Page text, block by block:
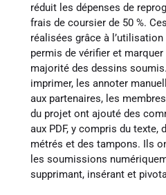
réduit les dépenses de
frais de coursier de 50 %.
réalisées grâce à
permis de vérifier et
majorité des dessins
imprimer, les annoter
aux partenaires, les
du projet ont ajouté des
aux PDF, y compris du texte,
métrés et des tampons. Ils
les soumissions
supprimant, insérant et